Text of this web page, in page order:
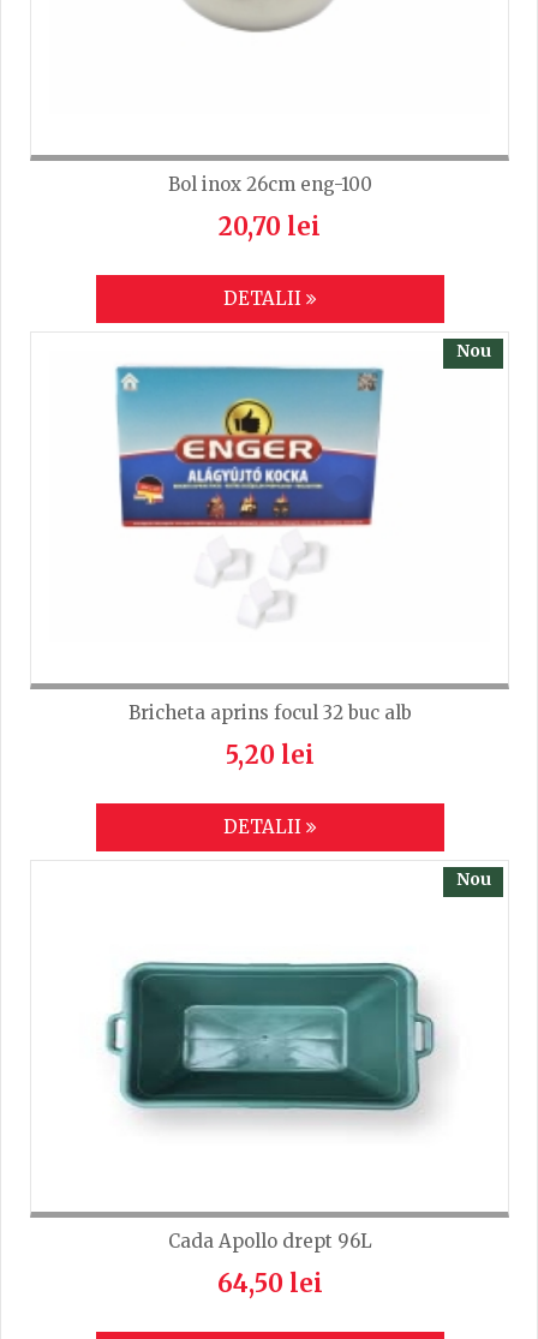
Bol inox 26cm eng-100
20,70 lei
DETALII
Nou
Bricheta aprins focul 32 buc alb
5,20 lei
DETALII
Nou
Cada Apollo drept 96L
64,50 lei